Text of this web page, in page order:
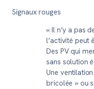
Signaux rouges
« Il n’y a pas
l’activité peut
Des PV qui
sans solution
Une
bricolée » ou